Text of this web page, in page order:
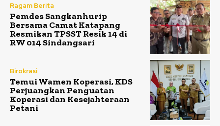
Ragam Berita
Pemdes Sangkanhurip
Bersama Camat Katapang
Resmikan TPSST Resik 14 di
RW 014 Sindangsari
Birokrasi
Temui Wamen Koperasi, KDS
Perjuangkan Penguatan
Koperasi dan Kesejahteraan
Petani